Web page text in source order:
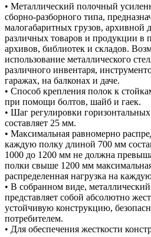
• Металлический полочный
сборно-разборного типа,
малогабаритных грузов, архивной
различных товаров и продукции в
архивов, библиотек и складов.
использование металлического
различного инвентаря,
гаражах, на балконах и даче.
• Способ крепления полок к
при помощи болтов, шайб и гаек.
• Шаг регулировки
составляет 25 мм.
• Максимальная равномерно
каждую полку длиной 700 мм
1000 до 1200 мм не должна
полки свыше 1200 мм
распределенная нагрузка на
• В собранном виде,
представляет собой абсолютно
устойчивую конструкцию,
потребителем.
• Для обеспечения жесткости